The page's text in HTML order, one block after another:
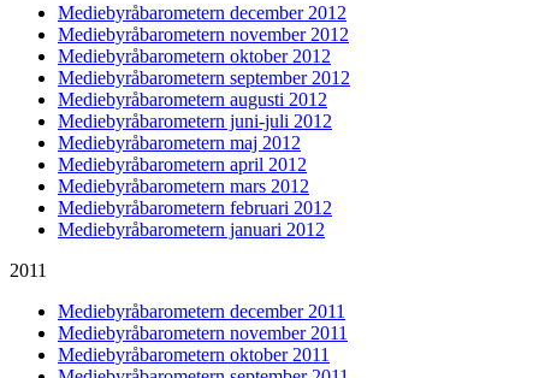
Mediebyråbarometern december 2012
Mediebyråbarometern november 2012
Mediebyråbarometern oktober 2012
Mediebyråbarometern september 2012
Mediebyråbarometern augusti 2012
Mediebyråbarometern juni-juli 2012
Mediebyråbarometern maj 2012
Mediebyråbarometern april 2012
Mediebyråbarometern mars 2012
Mediebyråbarometern februari 2012
Mediebyråbarometern januari 2012
2011
Mediebyråbarometern december 2011
Mediebyråbarometern november 2011
Mediebyråbarometern oktober 2011